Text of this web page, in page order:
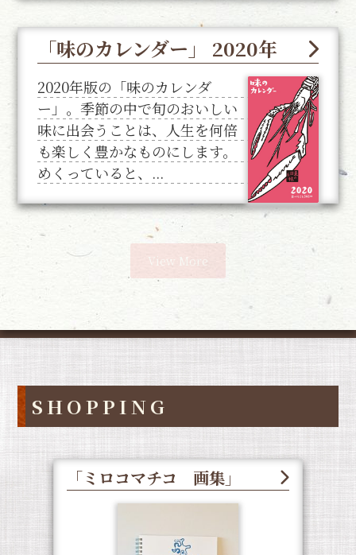
「味のカレンダー」 2020年
2020年版の「味のカレンダ
ー」。季節の中で旬のおいしい
味に出会うことは、人生を何倍
も楽しく豊かなものにします。
めくっていると、...
View More
SHOPPING
「ミロコマチコ 画集」